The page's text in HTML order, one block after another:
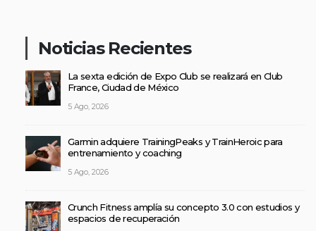
Noticias Recientes
La sexta edición de Expo Club se realizará en Club
France, Ciudad de México
5 Ago, 2026
Garmin adquiere TrainingPeaks y TrainHeroic para
entrenamiento y coaching
5 Ago, 2026
Crunch Fitness amplía su concepto 3.0 con estudios y
espacios de recuperación